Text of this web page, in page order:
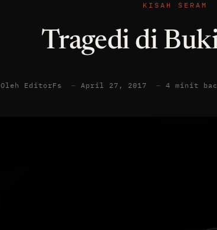
KISAH SERAM
Tragedi di
Oleh EditorFs — April 27, 2017 — 4 minit